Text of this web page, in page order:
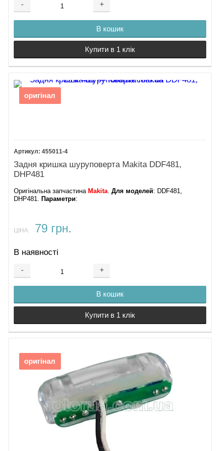
- +
В кошик
Купити в 1 клік
оригінал
455011-4
Задня кришка шуруповерта Makita DDF481,
DHP481
Оригінальна запчастина Makita.Для моделей: DDF481,
DHP481. Параметри:
ЦІНА: 79 грн.
В наявності
- +
В кошик
Купити в 1 клік
оригінал